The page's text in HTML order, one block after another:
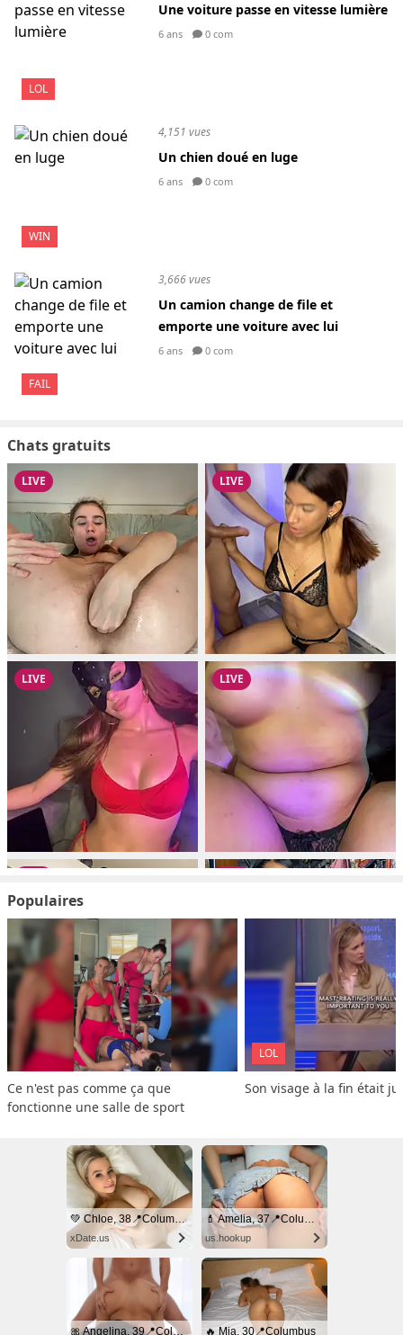
LOL
Une voiture passe en vitesse lumière
6 ans 0 com
WIN
4,151 vues
Un chien doué en luge
6 ans 0 com
FAIL
3,666 vues
Un camion change de file et
emporte une voiture avec lui
6 ans 0 com
Chats gratuits
Populaires
Ce n'est pas comme ça que
fonctionne une salle de sport
LOL
Son visage à la fin était